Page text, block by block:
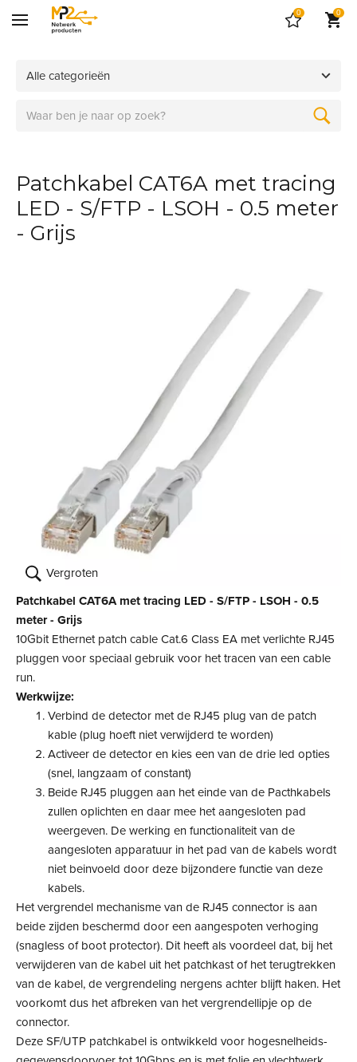
0 0
Alle categorieën
Patchkabel CAT6A met tracing
LED - S/FTP - LSOH - 0.5 meter
- Grijs
Vergroten
Patchkabel CAT6A met tracing LED - S/FTP - LSOH - 0.5
meter - Grijs
10Gbit Ethernet patch cable Cat.6 Class EA met verlichte RJ45
pluggen voor speciaal gebruik voor het tracen van een cable
run.
Werkwijze:
Verbind de detector met de RJ45 plug van de patch
kable (plug hoeft niet verwijderd te worden)
Activeer de detector en kies een van de drie led opties
(snel, langzaam of constant)
Beide RJ45 pluggen aan het einde van de Pacthkabels
zullen oplichten en daar mee het aangesloten pad
weergeven. De werking en functionaliteit van de
aangesloten apparatuur in het pad van de kabels wordt
niet beinvoeld door deze bijzondere functie van deze
kabels.
Het vergrendel mechanisme van de RJ45 connector is aan
beide zijden beschermd door een aangespoten verhoging
(snagless of boot protector). Dit heeft als voordeel dat, bij het
verwijderen van de kabel uit het patchkast of het terugtrekken
van de kabel, de vergrendeling nergens achter blijft haken. Het
voorkomt dus het afbreken van het vergrendellipje op de
connector.
Deze SF/UTP patchkabel is ontwikkeld voor hogesnelheids-